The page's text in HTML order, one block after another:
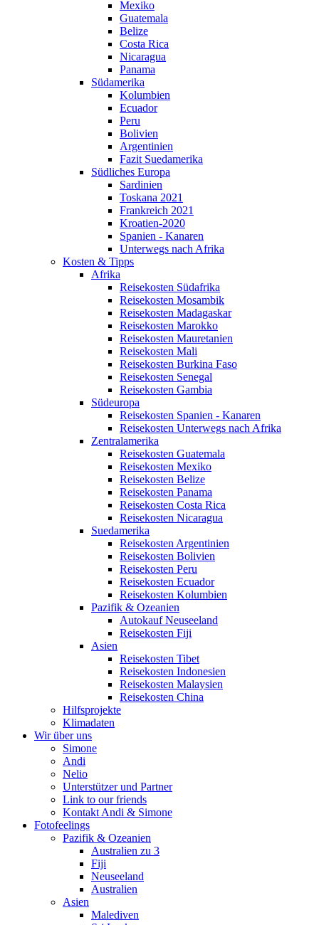
Mexiko
Guatemala
Belize
Costa Rica
Nicaragua
Panama
Südamerika
Kolumbien
Ecuador
Peru
Bolivien
Argentinien
Fazit Suedamerika
Südliches Europa
Sardinien
Toskana 2021
Frankreich 2021
Kroatien-2020
Spanien - Kanaren
Unterwegs nach Afrika
Kosten & Tipps
Afrika
Reisekosten Südafrika
Reisekosten Mosambik
Reisekosten Madagaskar
Reisekosten Marokko
Reisekosten Mauretanien
Reisekosten Mali
Reisekosten Burkina Faso
Reisekosten Senegal
Reisekosten Gambia
Südeuropa
Reisekosten Spanien - Kanaren
Reisekosten Unterwegs nach Afrika
Zentralamerika
Reisekosten Guatemala
Reisekosten Mexiko
Reisekosten Belize
Reisekosten Panama
Reisekosten Costa Rica
Reisekosten Nicaragua
Suedamerika
Reisekosten Argentinien
Reisekosten Bolivien
Reisekosten Peru
Reisekosten Ecuador
Reisekosten Kolumbien
Pazifik & Ozeanien
Autokauf Neuseeland
Reisekosten Fiji
Asien
Reisekosten Tibet
Reisekosten Indonesien
Reisekosten Malaysien
Reisekosten China
Hilfsprojekte
Klimadaten
Wir über uns
Simone
Andi
Nelio
Unterstützer und Partner
Link to our friends
Kontakt Andi & Simone
Fotofeelings
Pazifik & Ozeanien
Australien zu 3
Fiji
Neuseeland
Australien
Asien
Malediven